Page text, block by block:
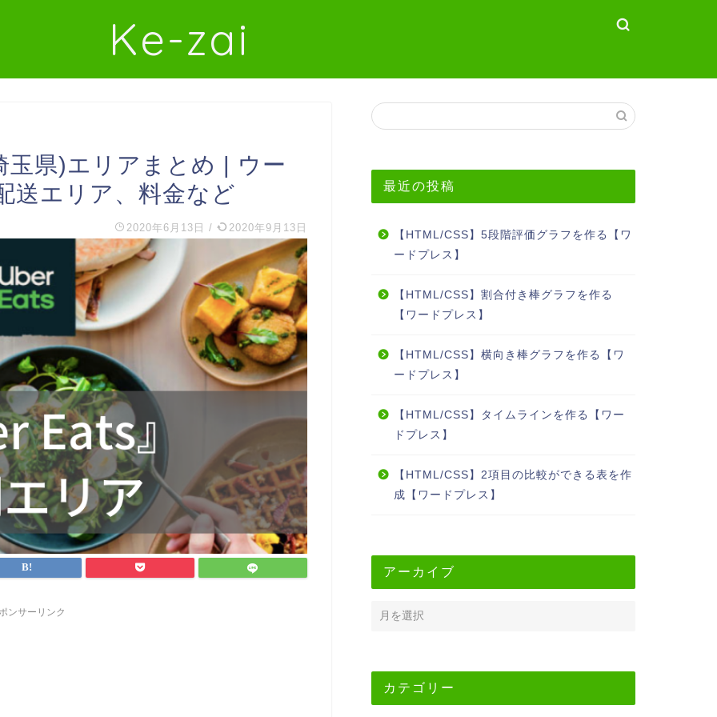
Ke-zai
玉県)エリアまとめ | ウー
送エリア、料金など
2020年6月13日 / 2020年9月13日
ンサーリンク
最近の投稿
【HTML/CSS】5段階評価グラフを作る【ワ
ードプレス】
【HTML/CSS】割合付き棒グラフを作る
【ワードプレス】
【HTML/CSS】横向き棒グラフを作る【ワ
ードプレス】
【HTML/CSS】タイムラインを作る【ワー
ドプレス】
【HTML/CSS】2項目の比較ができる表を作
成【ワードプレス】
アーカイブ
カテゴリー